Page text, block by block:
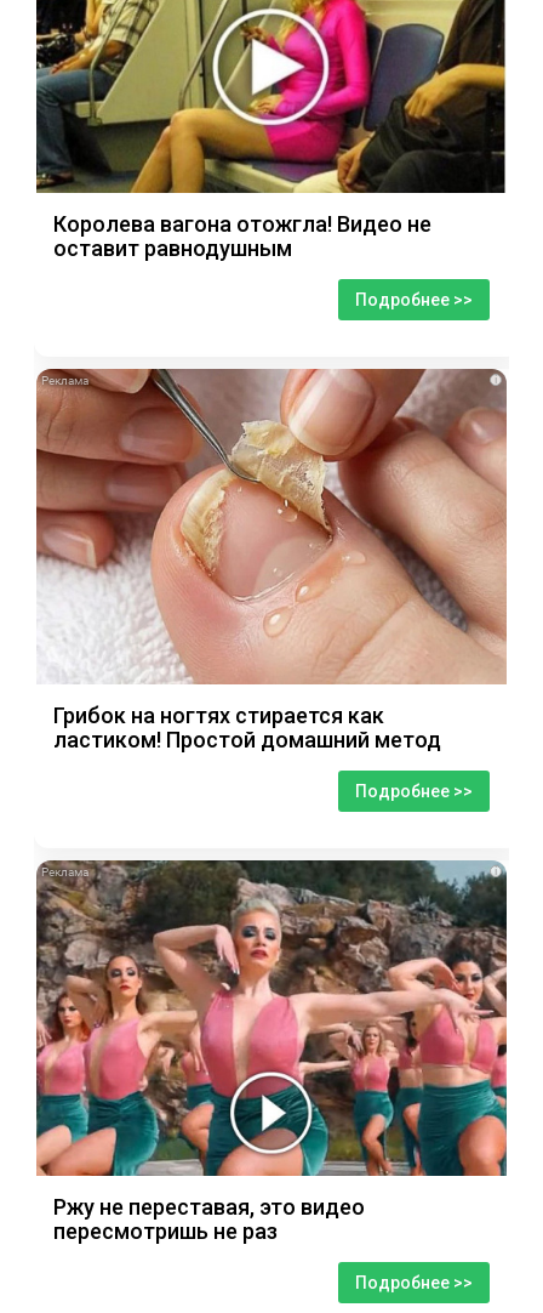
Королева вагона отожгла! Видео не
оставит равнодушным
Подробнее >>
i
Грибок на ногтях стирается как
ластиком! Простой домашний метод
Подробнее >>
i
Ржу не переставая, это видео
пересмотришь не раз
Подробнее >>